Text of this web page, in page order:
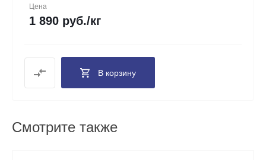
Цена
1 890 руб./кг
В корзину
Смотрите также